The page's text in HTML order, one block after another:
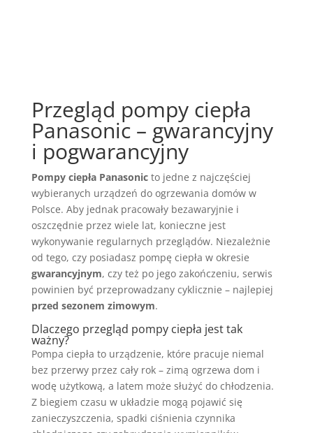
Przegląd pompy ciepła
Panasonic – gwarancyjny
i pogwarancyjny
Pompy ciepła Panasonicto jedne z najczęściej
wybieranych urządzeń do ogrzewania domów w
Polsce. Aby jednak pracowały bezawaryjnie i
oszczędnie przez wiele lat, konieczne jest
wykonywanie regularnych przeglądów. Niezależnie
od tego, czy posiadasz pompę ciepła w okresie
gwarancyjnym, czy też po jego zakończeniu, serwis
powinien być przeprowadzany cyklicznie – najlepiej
przed sezonem zimowym.
Dlaczego przegląd pompy ciepła jest tak
ważny?
Pompa ciepła to urządzenie, które pracuje niemal
bez przerwy przez cały rok – zimą ogrzewa dom i
wodę użytkową, a latem może służyć do chłodzenia.
Z biegiem czasu w układzie mogą pojawić się
zanieczyszczenia, spadki ciśnienia czynnika